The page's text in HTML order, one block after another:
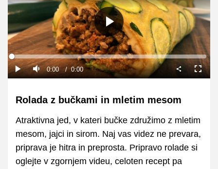
Predvajaj
Predvajaj
TihoCurrent
0:00 / Duration
0:00
Loaded:
0%
način
Rolada z bučkami in mletim mesom
Atraktivna jed, v kateri bučke združimo z mletim
mesom, jajci in sirom. Naj vas videz ne prevara,
priprava je hitra in preprosta. Pripravo rolade si
oglejte v zgornjem videu, celoten recept pa